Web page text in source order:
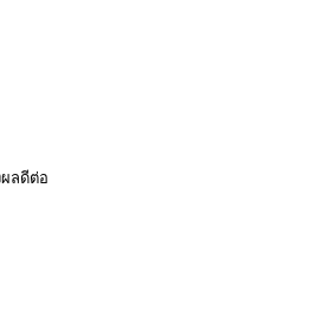
ลดีต่อ